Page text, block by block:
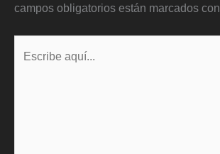
campos obligatorios están marcados con